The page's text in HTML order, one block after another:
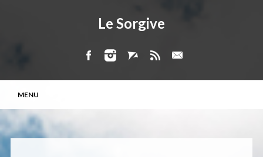
Le Sorgive
Menu principale
contenuto
MENU